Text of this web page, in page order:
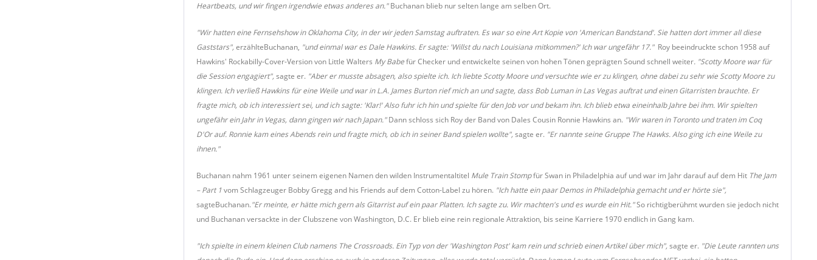
Heartbeats, und wir fingen irgendwie etwas anderes an."Buchanan blieb nur selten lange am selben Ort.
"Wir hatten eine Fernsehshow in Oklahoma City, in der wir jeden Samstag auftraten. Es war so eine Art Kopie von 'American Bandstand'. Sie hatten dort immer all diese
Gaststars", erzählteBuchanan, "und einmal war es Dale Hawkins. Er sagte: 'Willst du nach Louisiana mitkommen?' Ich war ungefähr 17." Roy beeindruckte schon 1958 auf
Hawkins' Rockabilly-Cover-Version von Little Walters My Babefür Checker und entwickelte seinen von hohen Tönen geprägten Sound schnell weiter. "Scotty Moore war für
die Session engagiert", sagte er. "Aber er musste absagen, also spielte ich. Ich liebte Scotty Moore und versuchte wie er zu klingen, ohne dabei zu sehr wie Scotty Moore zu
klingen. Ich verließ Hawkins für eine Weile und war in L.A. James Burton rief mich an und sagte, dass Bob Luman in Las Vegas auftrat und einen Gitarristen brauchte. Er
fragte mich, ob ich interessiert sei, und ich sagte: 'Klar!' Also fuhr ich hin und spielte für den Job vor und bekam ihn. Ich blieb etwa eineinhalb Jahre bei ihm. Wir spielten
ungefähr ein Jahr in Vegas, dann gingen wir nach Japan."Dann schloss sich Roy der Band von Dales Cousin Ronnie Hawkins an. "Wir waren in Toronto und traten im Coq
D'Or auf. Ronnie kam eines Abends rein und fragte mich, ob ich in seiner Band spielen wollte", sagte er. "Er nannte seine Gruppe The Hawks. Also ging ich eine Weile zu
ihnen."
Buchanan nahm 1961 unter seinem eigenen Namen den wilden Instrumentaltitel Mule Train Stompfür Swan in Philadelphia auf und war im Jahr darauf auf dem Hit The Jam
– Part 1 vom Schlagzeuger Bobby Gregg and his Friends auf dem Cotton-Label zu hören. "Ich hatte ein paar Demos in Philadelphia gemacht und er hörte sie",
sagteBuchanan."Er meinte, er hätte mich gern als Gitarrist auf ein paar Platten. Ich sagte zu. Wir machten's und es wurde ein Hit."So richtigberühmt wurden sie jedoch nicht
und Buchanan versackte in der Clubszene von Washington, D.C. Er blieb eine rein regionale Attraktion, bis seine Karriere 1970 endlich in Gang kam.
"Ich spielte in einem kleinen Club namens The Crossroads. Ein Typ von der 'Washington Post' kam rein und schrieb einen Artikel über mich", sagte er. "Die Leute rannten uns